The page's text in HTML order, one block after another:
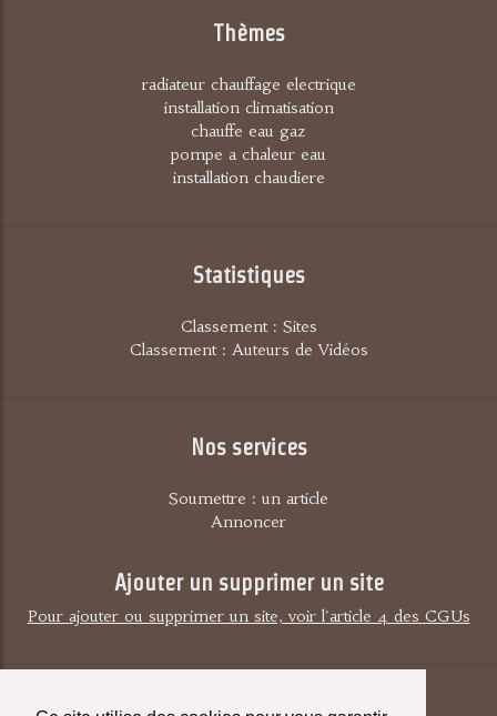
Thèmes
radiateur chauffage electrique
installation climatisation
chauffe eau gaz
pompe a chaleur eau
installation chaudiere
Statistiques
Classement : Sites
Classement : Auteurs de Vidéos
Nos services
Soumettre : un article
Annoncer
Ajouter un supprimer un site
Pour ajouter ou supprimer un site, voir l'article 4 des CGUs